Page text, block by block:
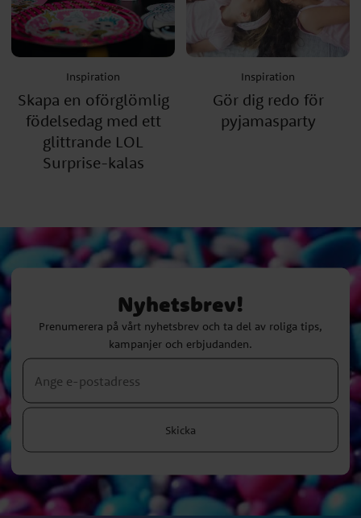
Inspiration
Skapa en oförglömlig
födelsedag med ett
glittrande LOL
Surprise-kalas
Inspiration
Gör dig redo för
pyjamasparty
Nyhetsbrev!
Prenumerera på vårt nyhetsbrev och ta del av roliga tips,
kampanjer och erbjudanden.
Skicka